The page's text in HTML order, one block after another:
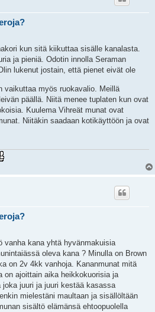
kun sitä kiikuttaa sisälle kanalasta.
ja pieniä. Odotin innolla Seraman
lukenut jostain, että pienet eivät ole
vaikuttaa myös ruokavalio. Meillä
päällä. Niitä menee tuplaten kun ovat
Kuulema Vihreät munat ovat
Niitäkin saadaan kotikäyttöön ja ovat
vanha kana yhtä hyvänmakuisia
oleva kana ? Minulla on Brown
on 2v 4kk vanhoja. Kananmunat mitä
on ajoittain aika heikkokuorisia ja
joka juuri ja juuri kestää kasassa
mielestäni maultaan ja sisällöltään
sisältö elämänsä ehtoopuolella